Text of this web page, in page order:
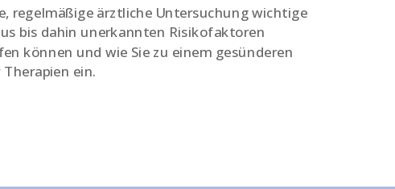
regelmäßige ärztliche Untersuchung wichtige
bis dahin unerkannten Risikofaktoren
können und wie Sie zu einem gesünderen
ein.